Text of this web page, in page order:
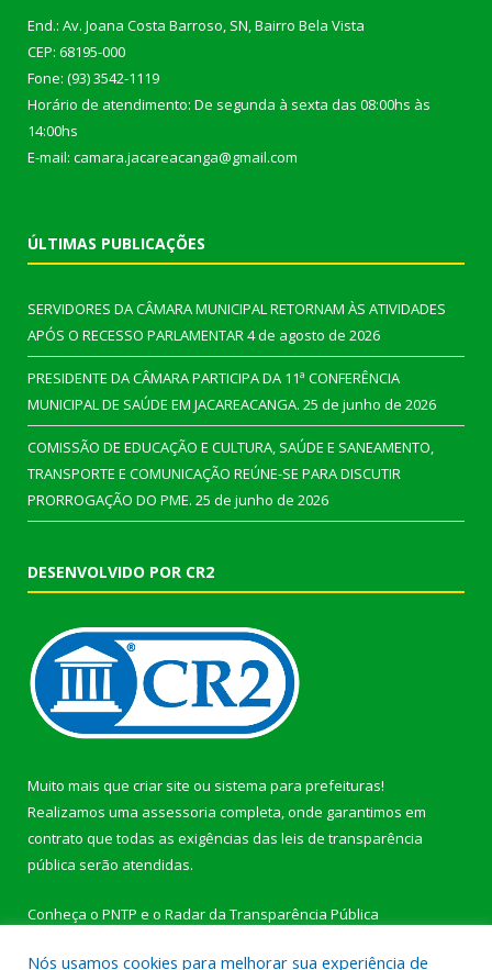
End.: Av. Joana Costa Barroso, SN, Bairro Bela Vista
CEP: 68195-000
Fone: (93) 3542-1119
Horário de atendimento: De segunda à sexta das 08:00hs às
14:00hs
E-mail: camara.jacareacanga@gmail.com
ÚLTIMAS PUBLICAÇÕES
SERVIDORES DA CÂMARA MUNICIPAL RETORNAM ÀS ATIVIDADES
APÓS O RECESSO PARLAMENTAR4 de agosto de 2026
PRESIDENTE DA CÂMARA PARTICIPA DA 11ª CONFERÊNCIA
MUNICIPAL DE SAÚDE EM JACAREACANGA. 25 de junho de 2026
COMISSÃO DE EDUCAÇÃO E CULTURA, SAÚDE E SANEAMENTO,
TRANSPORTE E COMUNICAÇÃO REÚNE-SE PARA DISCUTIR
PRORROGAÇÃO DO PME. 25 de junho de 2026
DESENVOLVIDO POR CR2
Muito mais que criar site ou sistema para prefeituras!
Realizamos uma assessoria completa, onde garantimos em
contrato que todas as exigências das leis de transparência
pública serão atendidas.
Conheça o PNTP e o Radar da Transparência Pública
Nós usamos cookies para melhorar sua experiência de